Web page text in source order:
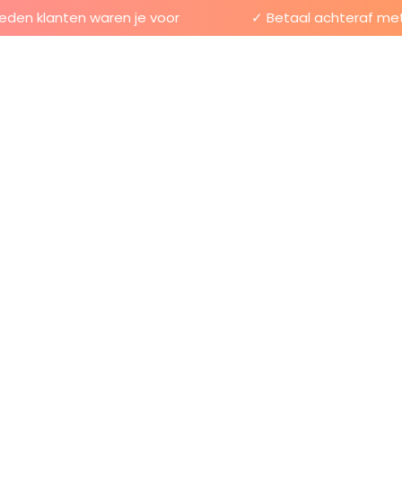
klanten waren je voor ✓ Betaal achteraf met